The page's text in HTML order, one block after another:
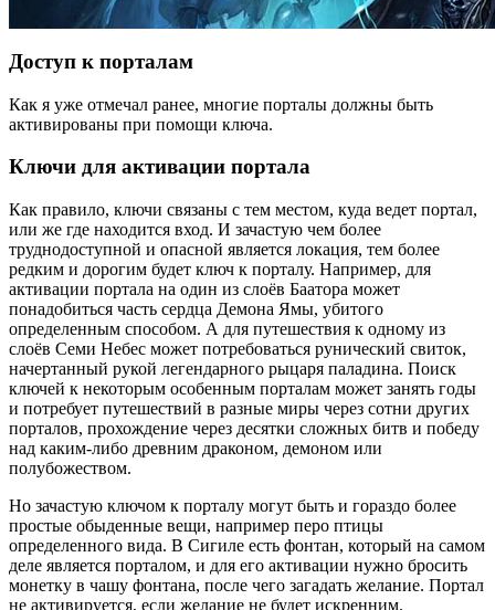
Доступ к порталам
Как я уже отмечал ранее, многие порталы должны быть
активированы при помощи ключа.
Ключи для активации портала
Как правило, ключи связаны с тем местом, куда ведет портал,
или же где находится вход. И зачастую чем более
труднодоступной и опасной является локация, тем более
редким и дорогим будет ключ к порталу. Например, для
активации портала на один из слоёв Баатора может
понадобиться часть сердца Демона Ямы, убитого
определенным способом. А для путешествия к одному из
слоёв Семи Небес может потребоваться рунический свиток,
начертанный рукой легендарного рыцаря паладина. Поиск
ключей к некоторым особенным порталам может занять годы
и потребует путешествий в разные миры через сотни других
порталов, прохождение через десятки сложных битв и победу
над каким-либо древним драконом, демоном или
полубожеством.
Но зачастую ключом к порталу могут быть и гораздо более
простые обыденные вещи, например перо птицы
определенного вида. В Сигиле есть фонтан, который на самом
деле является порталом, и для его активации нужно бросить
монетку в чашу фонтана, после чего загадать желание. Портал
не активируется, если желание не будет искренним.